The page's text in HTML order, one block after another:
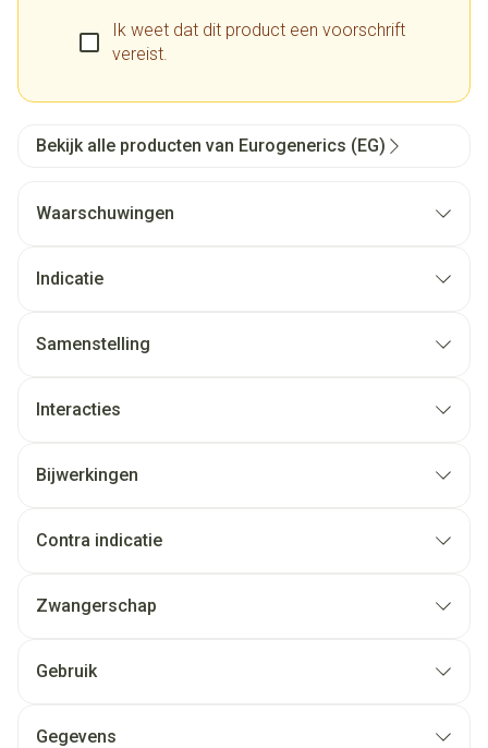
Ik weet dat dit product een voorschrift
vereist.
Bekijk alle producten van Eurogenerics (EG)
Waarschuwingen
Indicatie
Samenstelling
Interacties
Bijwerkingen
Contra indicatie
Zwangerschap
Gebruik
Gegevens